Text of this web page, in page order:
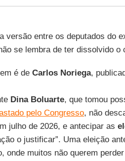
versão entre os deputados do
se lembra de ter dissolvido o
é de Carlos Noriega,
Dina Boluarte, que tomou
pelo Congresso, não
julho de 2026, e antecipar as
o justificar”. Uma eleição
onde muitos não querem